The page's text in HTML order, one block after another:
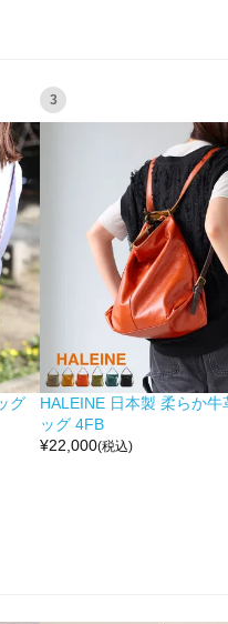
グ
3
HALEINE 日本製 柔らか牛
ッグ 4FB
¥22,000(税込)